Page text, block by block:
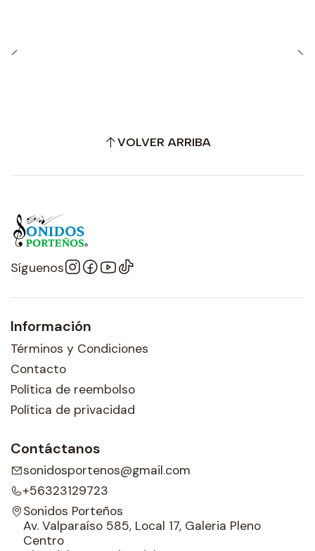
VOLVER ARRIBA
Síguenos
Información
Términos y Condiciones
Contacto
Política de reembolso
Política de privacidad
Contáctanos
sonidosportenos@gmail.com
+56323129723
Sonidos Porteños
Av. Valparaíso 585, Local 17, Galeria Pleno
Centro